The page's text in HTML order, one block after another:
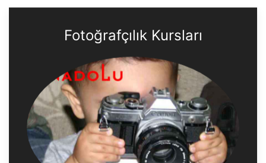
Fotoğrafçılık Kursları